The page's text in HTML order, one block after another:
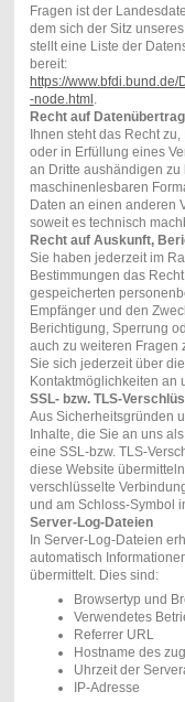
Fragen ist der
dem sich der Sitz
stellt eine Liste der
bereit:
https://
-node.html .
Recht auf
Ihnen steht das Recht
oder in Erfüllung eines
an Dritte aushändigen
maschinenlesbaren
Daten an einen anderen
soweit es technisch
Recht auf Auskunft,
Sie haben jederzeit im
Bestimmungen das
gespeicherten
Empfänger und den
Berichtigung, Sperrung
auch zu weiteren Fragen
Sie sich jederzeit über
Kontaktmöglichkeiten an
SSL- bzw. TLS-
Aus Sicherheitsgründen
Inhalte, die Sie an uns
eine SSL-bzw. TLS-
diese Website
verschlüsselte
und am Schloss-Symbol
Server-Log-Dateien
In Server-Log-Dateien
automatisch
übermittelt. Dies sind:
Browsertyp und
Verwendetes
Referrer URL
Hostname des
Uhrzeit der
IP-Adresse